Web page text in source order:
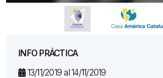
INFO PRÁCTICA
13/11/2019 al 14/11/2019